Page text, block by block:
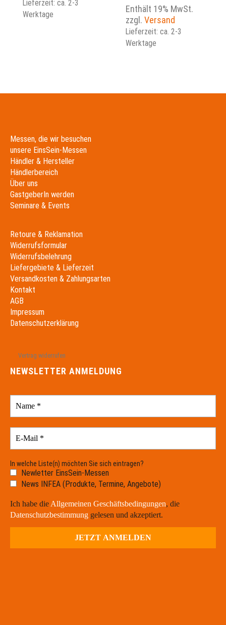
Lieferzeit: ca. 2-3
Werktage
Enthält 19% MwSt.
zzgl. Versand
Lieferzeit: ca. 2-3
Werktage
Messen, die wir besuchen
unsere EinsSein-Messen
Händler & Hersteller
Händlerbereich
Über uns
GastgeberIn werden
Seminare & Events
Retoure & Reklamation
Widerrufsformular
Widerrufsbelehrung
Liefergebiete & Lieferzeit
Versandkosten & Zahlungsarten
Kontakt
AGB
Impressum
Datenschutzerklärung
Vertrag widerrufen
NEWSLETTER ANMELDUNG
In welche Liste(n) möchten Sie sich eintragen?
Newletter EinsSein-Messen
News INFEA (Produkte, Termine, Angebote)
Ich habe die Allgemeinen Geschäftsbedingungen, die
Datenschutzbestimmung gelesen und akzeptiert.